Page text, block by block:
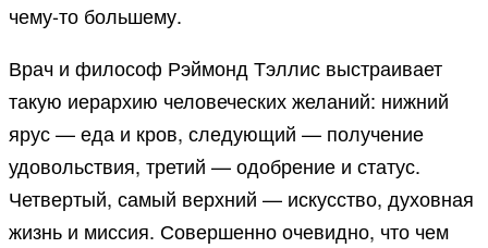
чему-то большему.
Врач и философ Рэймонд Тэллис выстраивает
такую иерархию человеческих желаний: нижний
ярус — еда и кров, следующий — получение
удовольствия, третий — одобрение и статус.
Четвертый, самый верхний — искусство, духовная
жизнь и миссия. Совершенно очевидно, что чем